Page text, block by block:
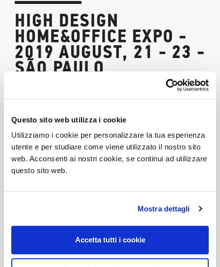
Questo sito web utilizza i cookie
Utilizziamo i cookie per personalizzare la tua esperienza
utente e per studiare come viene utilizzato il nostro sito
web. Acconsenti ai nostri cookie, se continui ad utilizzare
questo sito web.
Mostra dettagli
Accetta tutti i cookie
HIGH DESIGN
HOME&OFFICE EXPO -
2019 AUGUST, 21 - 23 -
SÃO PAULO
SAVE THE DATE
BOOTH 03-04
STAND C040
Scopri la photogallery
Condividi